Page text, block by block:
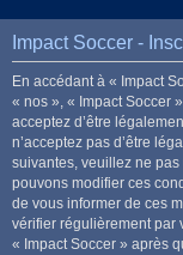
Impact Soccer -
En accédant à « Impact
« nos », « Impact Soccer
acceptez d’être
n’acceptez pas d’être
suivantes, veuillez ne
pouvons modifier ces
de vous informer de ces
vérifier régulièrement par
« Impact Soccer » après